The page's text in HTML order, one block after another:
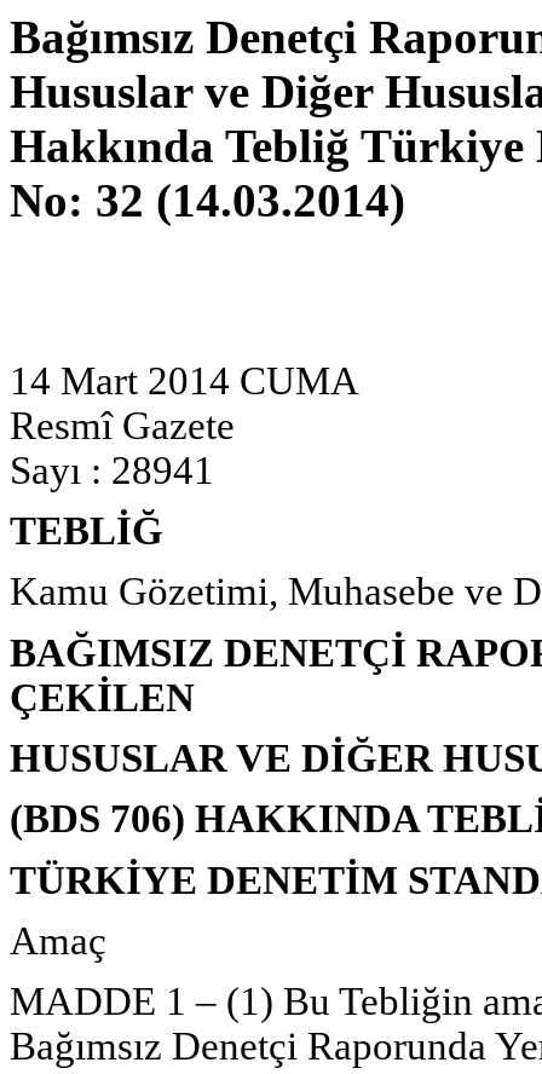
Bağımsız Denetçi
Hususlar ve Diğer
Hakkında Tebliğ
No: 32 (14.03.2014)
14 Mart 2014 CUMA
Resmî Gazete
Sayı : 28941
TEBLİĞ
Kamu Gözetimi, Muhasebe ve
BAĞIMSIZ DENETÇİ
ÇEKİLEN
HUSUSLAR VE DİĞER
(BDS 706) HAKKINDA
TÜRKİYE DENETİM
Amaç
MADDE 1 – (1) Bu Tebliğin
Bağımsız Denetçi Raporunda